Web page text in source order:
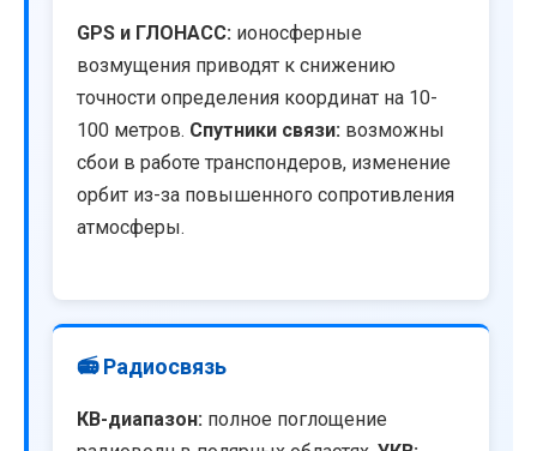
GPS и ГЛОНАСС: ионосферные
возмущения приводят к снижению
точности определения координат на 10-
100 метров. Спутники связи: возможны
сбои в работе транспондеров, изменение
орбит из-за повышенного сопротивления
атмосферы.
📻 Радиосвязь
КВ-диапазон: полное поглощение